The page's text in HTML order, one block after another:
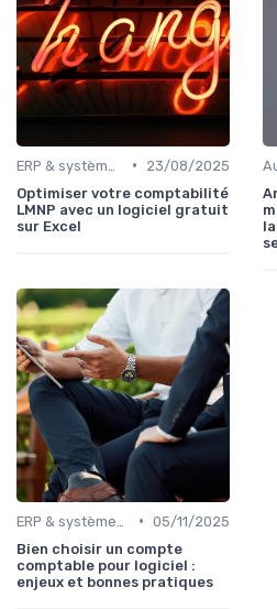
•
23/08/2025
Optimiser votre comptabilité
LMNP avec un logiciel gratuit
sur Excel
• 05/11/2025
Bien choisir un compte
comptable pour logiciel :
enjeux et bonnes pratiques